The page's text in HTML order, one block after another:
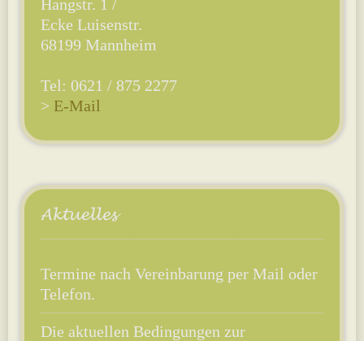
Hangstr. 1 /
Ecke Luisenstr.
68199 Mannheim
Tel: 0621 / 875 2277
> E-Mail
Termine nach Vereinbarung per Mail oder
Telefon.
Die aktuellen Bedingungen zur